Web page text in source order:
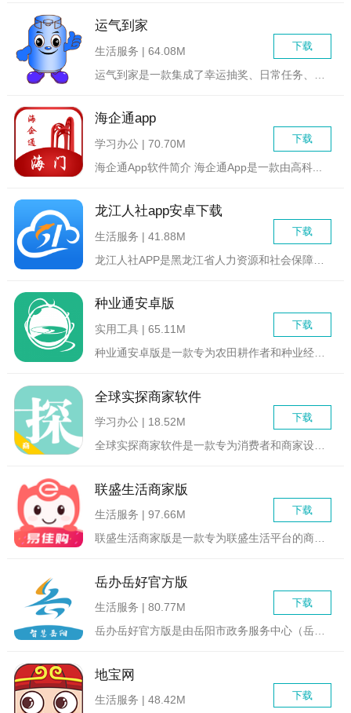
运气到家
下载
生活服务 | 64.08M
海企通app
下载
学习办公 | 70.70M
海企通App软件简介 海企通App是一款由高科...
龙江人社app安卓下载
下载
生活服务 | 41.88M
种业通安卓版
下载
实用工具 | 65.11M
全球实探商家软件
下载
学习办公 | 18.52M
全球实探商家软件是一款专为消费者和商家设计的创新应用，旨在通...
联盛生活商家版
下载
生活服务 | 97.66M
联盛生活商家版是一款专为联盛生活平台的商家设计的综合管理服务...
岳办岳好官方版
下载
生活服务 | 80.77M
岳办岳好官方版是由岳阳市政务服务中心（岳阳市大数据中心）官方...
地宝网
下载
生活服务 | 48.42M